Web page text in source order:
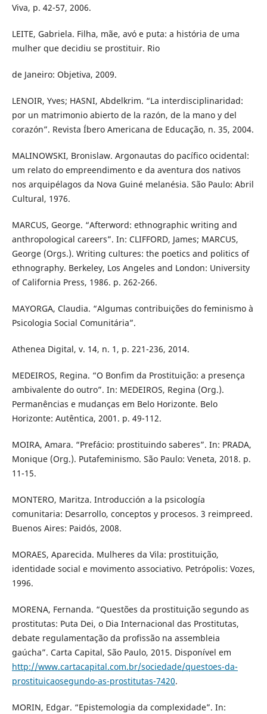
Viva, p. 42-57, 2006.
LEITE, Gabriela. Filha, mãe, avó e puta: a história de uma
mulher que decidiu se prostituir. Rio
de Janeiro: Objetiva, 2009.
LENOIR, Yves; HASNI, Abdelkrim. “La interdisciplinaridad:
por un matrimonio abierto de la razón, de la mano y del
corazón”. Revista Íbero Americana de Educação, n. 35, 2004.
MALINOWSKI, Bronislaw. Argonautas do pacífico ocidental:
um relato do empreendimento e da aventura dos nativos
nos arquipélagos da Nova Guiné melanésia. São Paulo: Abril
Cultural, 1976.
MARCUS, George. “Afterword: ethnographic writing and
anthropological careers”. In: CLIFFORD, James; MARCUS,
George (Orgs.). Writing cultures: the poetics and politics of
ethnography. Berkeley, Los Angeles and London: University
of California Press, 1986. p. 262-266.
MAYORGA, Claudia. “Algumas contribuições do feminismo à
Psicologia Social Comunitária”.
Athenea Digital, v. 14, n. 1, p. 221-236, 2014.
MEDEIROS, Regina. “O Bonfim da Prostituição: a presença
ambivalente do outro”. In: MEDEIROS, Regina (Org.).
Permanências e mudanças em Belo Horizonte. Belo
Horizonte: Autêntica, 2001. p. 49-112.
MOIRA, Amara. “Prefácio: prostituindo saberes”. In: PRADA,
Monique (Org.). Putafeminismo. São Paulo: Veneta, 2018. p.
11-15.
MONTERO, Maritza. Introducción a la psicología
comunitaria: Desarrollo, conceptos y procesos. 3 reimpreed.
Buenos Aires: Paidós, 2008.
MORAES, Aparecida. Mulheres da Vila: prostituição,
identidade social e movimento associativo. Petrópolis: Vozes,
1996.
MORENA, Fernanda. “Questões da prostituição segundo as
prostitutas: Puta Dei, o Dia Internacional das Prostitutas,
debate regulamentação da profissão na assembleia
gaúcha”. Carta Capital, São Paulo, 2015. Disponível em
http://www.cartacapital.com.br/sociedade/questoes-da-
prostituicaosegundo-as-prostitutas-7420.
MORIN, Edgar. “Epistemologia da complexidade”. In: